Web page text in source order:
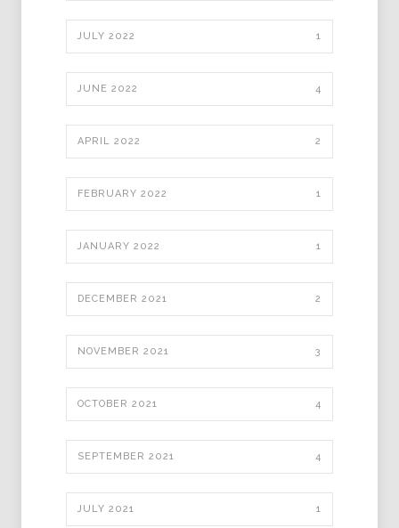
JULY 2022 1
JUNE 2022 4
APRIL 2022 2
FEBRUARY 2022 1
JANUARY 2022 1
DECEMBER 2021 2
NOVEMBER 2021 3
OCTOBER 2021 4
SEPTEMBER 2021 4
JULY 2021 1